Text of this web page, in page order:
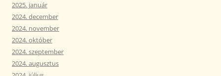
2025. január
2024. december
2024. november
2024. október
2024. szeptember
2024. augusztus